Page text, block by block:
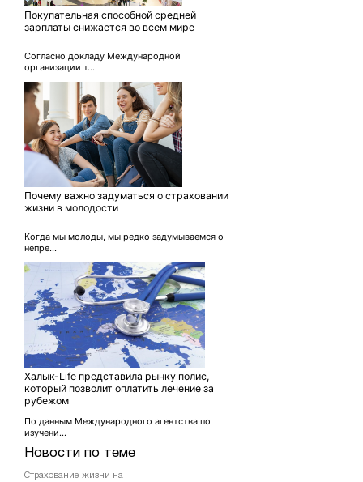
Новости по теме
Страхование жизни на
Покупательная способной средней
зарплаты снижается во всем мире
Согласно докладу Международной
организации т...
Почему важно задуматься о страховании
жизни в молодости
Когда мы молоды, мы редко задумываемся о
непре...
Халык-Life представила рынку полис,
который позволит оплатить лечение за
рубежом
По данным Международного агентства по
изучени...